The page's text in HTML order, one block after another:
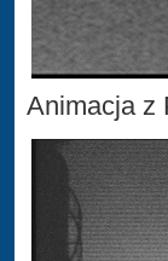
Animacja z